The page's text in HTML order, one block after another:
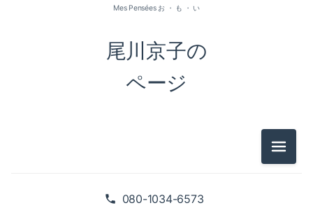
080-1034-6573
尾川京子の
ページ
Mes Pensées お ・ も ・ い
メニュ